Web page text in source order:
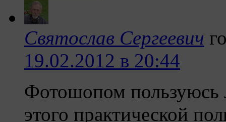
Святослав Сергеевич
19.02.2012 в 20:44
Фотошопом пользуюсь
этого практической